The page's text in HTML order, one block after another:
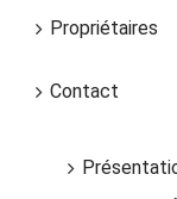
Propriétaires
Contact